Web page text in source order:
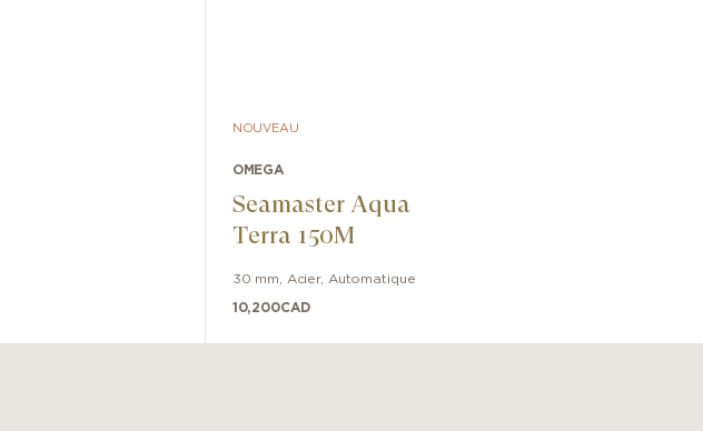
NOUVEAU
OMEGA
Seamaster Aqua
Terra 150M
30 mm Acier, Automatique
10,200CAD